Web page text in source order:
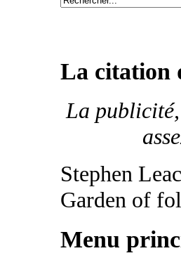
La citation
La
Stephen
Garden of
Menu